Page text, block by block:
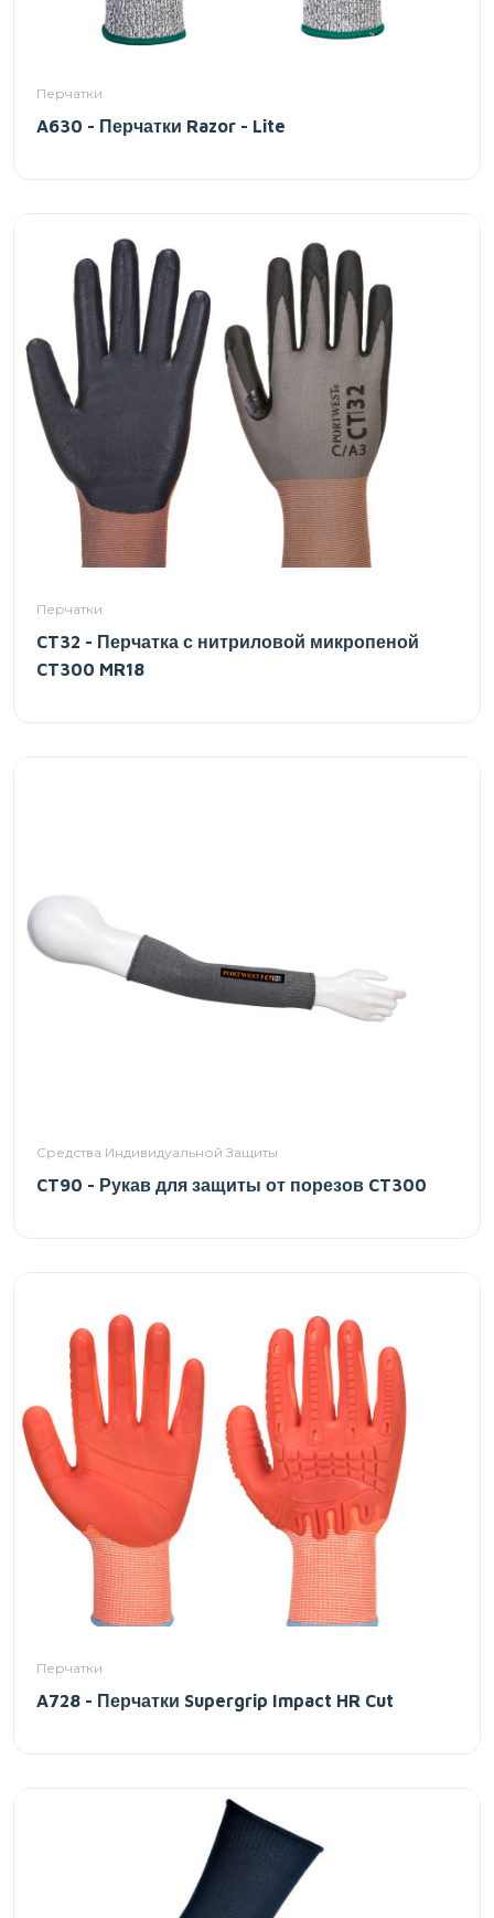
Перчатки
A630 - Перчатки Razor - Lite
Перчатки
CT32 - Перчатка с нитриловой микропеной
CT300 MR18
Средства Индивидуальной Защиты
CT90 - Рукав для защиты от порезов CT300
Перчатки
A728 - Перчатки Supergrip Impact HR Cut